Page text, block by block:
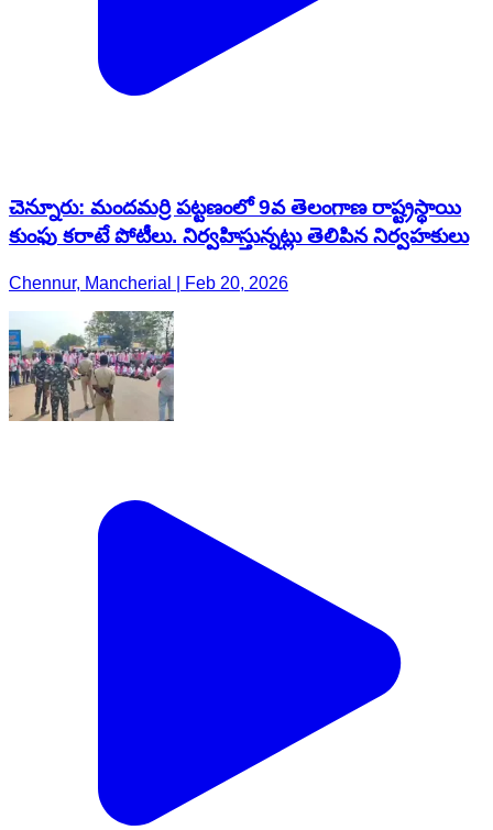
చెన్నూరు: మందమర్రి పట్టణంలో 9వ తెలంగాణ రాష్ట్రస్థాయి
కుంఫు కరాటే పోటీలు. నిర్వహిస్తున్నట్లు తెలిపిన నిర్వహకులు
Chennur, Mancherial | Feb 20, 2026